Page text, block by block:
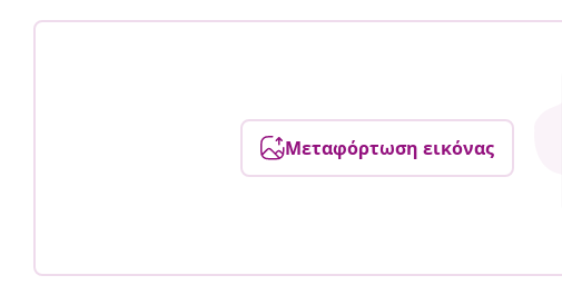
Μεταφόρτωση εικόνας